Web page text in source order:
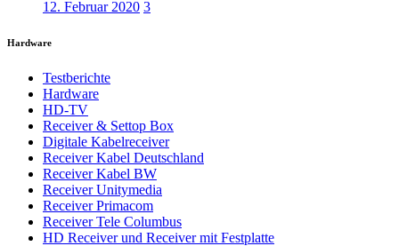
12. Februar 2020 3
Hardware
Testberichte
Hardware
HD-TV
Receiver & Settop Box
Digitale Kabelreceiver
Receiver Kabel Deutschland
Receiver Kabel BW
Receiver Unitymedia
Receiver Primacom
Receiver Tele Columbus
HD Receiver und Receiver mit Festplatte